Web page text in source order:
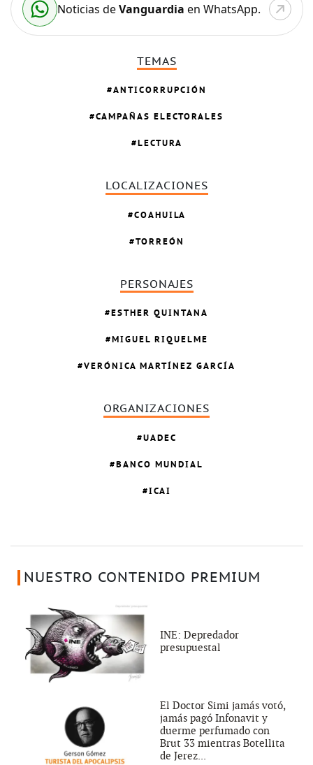
Noticias deVanguardia en WhatsApp.
TEMAS
ANTICORRUPCIÓN
CAMPAÑAS ELECTORALES
LECTURA
LOCALIZACIONES
COAHUILA
TORREÓN
PERSONAJES
ESTHER QUINTANA
MIGUEL RIQUELME
VERÓNICA MARTÍNEZ GARCÍA
ORGANIZACIONES
UADEC
BANCO MUNDIAL
ICAI
NUESTRO CONTENIDO PREMIUM
INE: Depredador
presupuestal
El Doctor Simi jamás votó,
jamás pagó Infonavit y
duerme perfumado con
Brut 33 mientras Botellita
de Jerez...